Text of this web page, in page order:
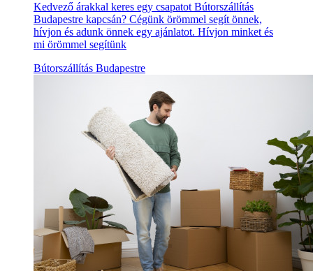
Kedvező árakkal keres egy csapatot Bútorszállítás
Budapestre kapcsán? Cégünk örömmel segít önnek,
hívjon és adunk önnek egy ajánlatot. Hívjon minket és
mi örömmel segítünk
Bútorszállítás Budapestre